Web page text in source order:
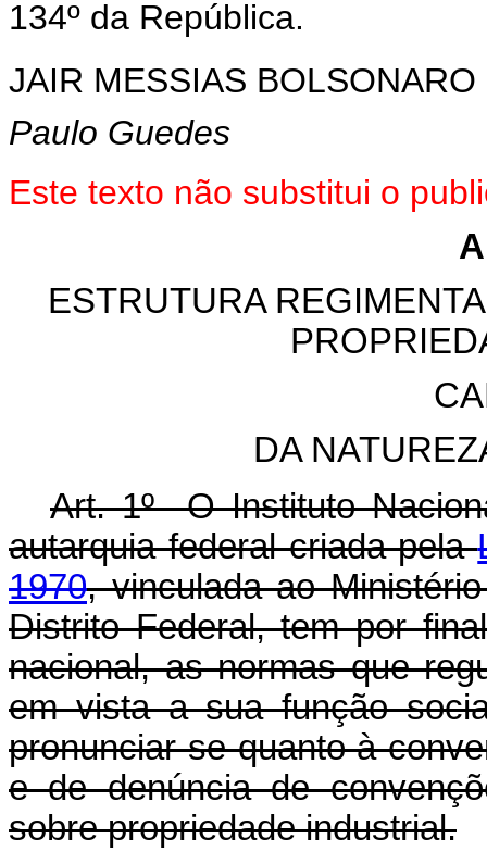
134º da República.
JAIR MESSIAS BOLSONARO
Paulo Guedes
Este texto não substitui o
ESTRUTURA
DA
Art. 1º O Instituto
autarquia federal criada pela
1970, vinculada ao
Distrito Federal, tem por
nacional, as normas que
em vista a sua função
pronunciar-se quanto à
e de denúncia de
sobre propriedade industrial.